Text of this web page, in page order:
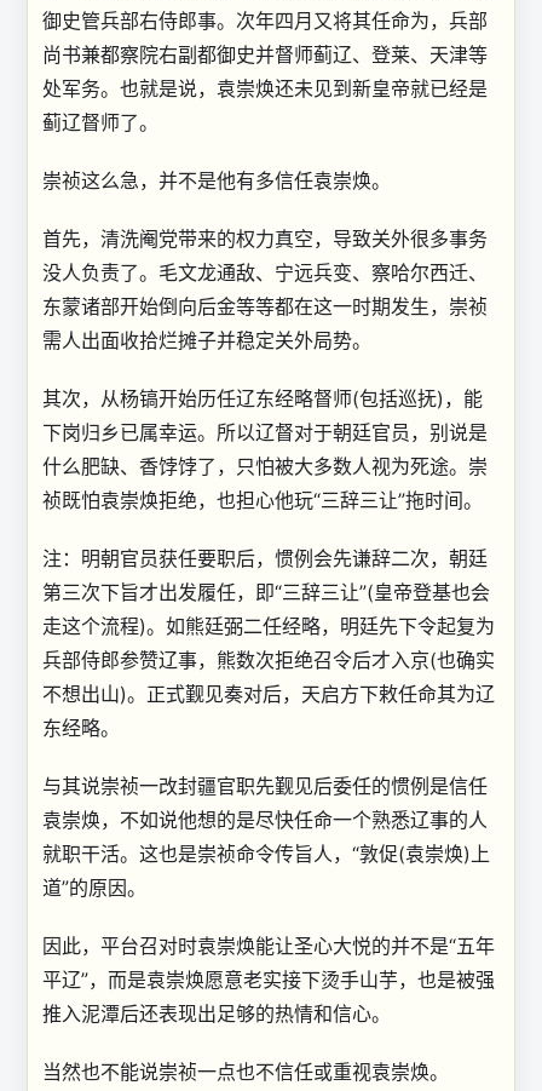
御史管兵部右侍郎事。次年四月又将其任命为，兵部
尚书兼都察院右副都御史并督师蓟辽、登莱、天津等
处军务。也就是说，袁崇焕还未见到新皇帝就已经是
蓟辽督师了。
崇祯这么急，并不是他有多信任袁崇焕。
首先，清洗阉党带来的权力真空，导致关外很多事务
没人负责了。毛文龙通敌、宁远兵变、察哈尔西迁、
东蒙诸部开始倒向后金等等都在这一时期发生，崇祯
需人出面收拾烂摊子并稳定关外局势。
其次，从杨镐开始历任辽东经略督师(包括巡抚)，能
下岗归乡已属幸运。所以辽督对于朝廷官员，别说是
什么肥缺、香饽饽了，只怕被大多数人视为死途。崇
祯既怕袁崇焕拒绝，也担心他玩“三辞三让”拖时间。
注：明朝官员获任要职后，惯例会先谦辞二次，朝廷
第三次下旨才出发履任，即“三辞三让”(皇帝登基也会
走这个流程)。如熊廷弼二任经略，明廷先下令起复为
兵部侍郎参赞辽事，熊数次拒绝召令后才入京(也确实
不想出山)。正式觐见奏对后，天启方下敕任命其为辽
东经略。
与其说崇祯一改封疆官职先觐见后委任的惯例是信任
袁崇焕，不如说他想的是尽快任命一个熟悉辽事的人
就职干活。这也是崇祯命令传旨人，“敦促(袁崇焕)上
道”的原因。
因此，平台召对时袁崇焕能让圣心大悦的并不是“五年
平辽”，而是袁崇焕愿意老实接下烫手山芋，也是被强
推入泥潭后还表现出足够的热情和信心。
当然也不能说崇祯一点也不信任或重视袁崇焕。